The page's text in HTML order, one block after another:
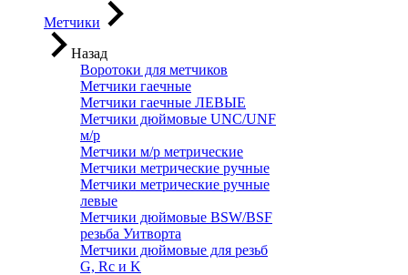
Метчики
Назад
Воротоки для метчиков
Метчики гаечные
Метчики гаечные ЛЕВЫЕ
Метчики дюймовые UNC/UNF
м/р
Метчики м/р метрические
Метчики метрические ручные
Метчики метрические ручные
левые
Метчики дюймовые BSW/BSF
резьба Уитворта
Метчики дюймовые для резьб
G, Rc и K